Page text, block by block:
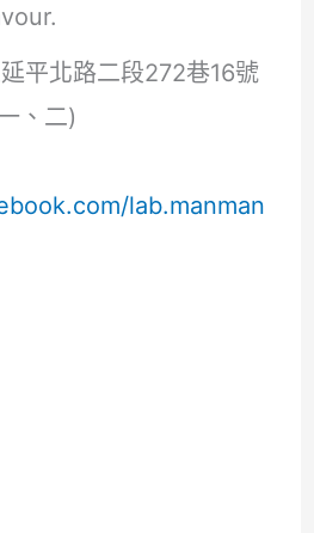
平北路二段272巷16號
、二)
lab.manman